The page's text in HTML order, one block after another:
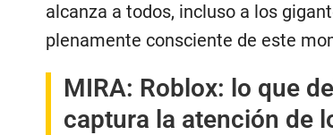
alcanza a todos, incluso a los
plenamente consciente de este
MIRA: Roblox: lo que
captura la atención de